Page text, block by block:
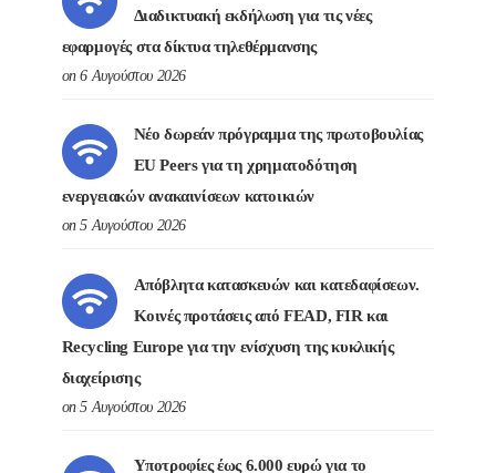
Διαδικτυακή εκδήλωση για τις νέες
εφαρμογές στα δίκτυα τηλεθέρμανσης
on 6 Αυγούστου 2026
Νέο δωρεάν πρόγραμμα της πρωτοβουλίας
EU Peers για τη χρηματοδότηση
ενεργειακών ανακαινίσεων κατοικιών
on 5 Αυγούστου 2026
Απόβλητα κατασκευών και κατεδαφίσεων.
Κοινές προτάσεις από FEAD, FIR και
Recycling Europe για την ενίσχυση της κυκλικής
διαχείρισης
on 5 Αυγούστου 2026
Υποτροφίες έως 6.000 ευρώ για το